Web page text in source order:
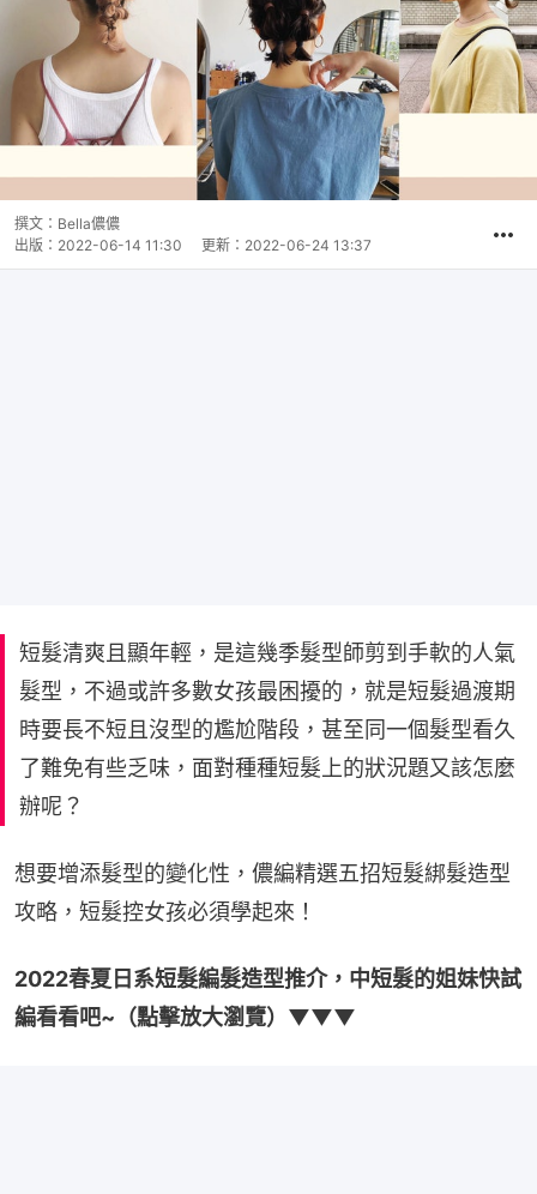
撰文： Bella儂儂
出版： 2022-06-14 11:30 更新： 2022-06-24 13:37
短髮清爽且顯年輕，是這幾季髮型師剪到手軟的人氣
髮型，不過或許多數女孩最困擾的，就是短髮過渡期
時要長不短且沒型的尷尬階段，甚至同一個髮型看久
了難免有些乏味，面對種種短髮上的狀況題又該怎麼
辦呢？
想要增添髮型的變化性，儂編精選五招短髮綁髮造型
攻略，短髮控女孩必須學起來！
2022春夏日系短髮編髮造型推介，中短髮的姐妹快試
編看看吧~（點擊放大瀏覽）▼▼▼